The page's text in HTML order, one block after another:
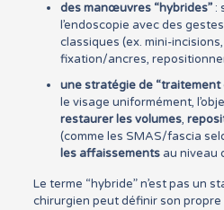
des manœuvres “hybrides”:
l’endoscopie avec des
classiques (ex. mini-
fixation/ancres,
une stratégie de “traitement
le visage uniformément,
restaurer les volumes,
(comme les SMAS/fascia
les affaissementsau niveau
Le terme “hybride” n’est pas un
chirurgien peut définir son propre